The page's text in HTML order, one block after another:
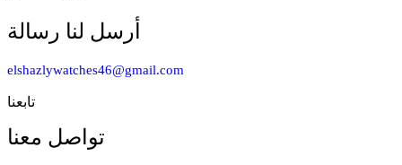
أرسل لنا رسالة
elshazlywatches46@gmail.com
تابعنا
تواصل معنا